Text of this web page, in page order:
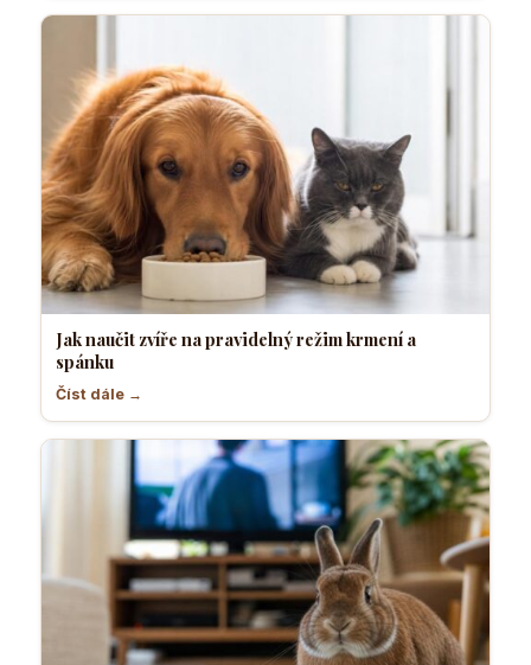
Jak naučit zvíře na pravidelný režim krmení a
spánku
Číst dále →